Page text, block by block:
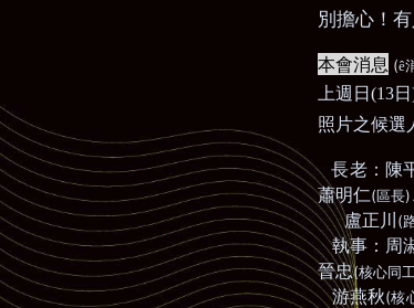
別擔心！
本會消息 (ê
上週日(13日
照片之候選
長老：陳
蕭明仁(區長)
盧正川 (
執事：周
晉忠(核心同
游燕秋(核